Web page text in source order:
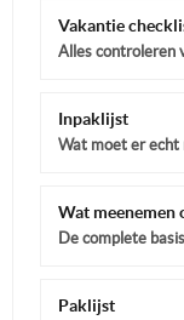
Vakantie
Alles controleren
Inpaklijst
Wat moet er echt
Wat meenemen
De complete
Paklijst